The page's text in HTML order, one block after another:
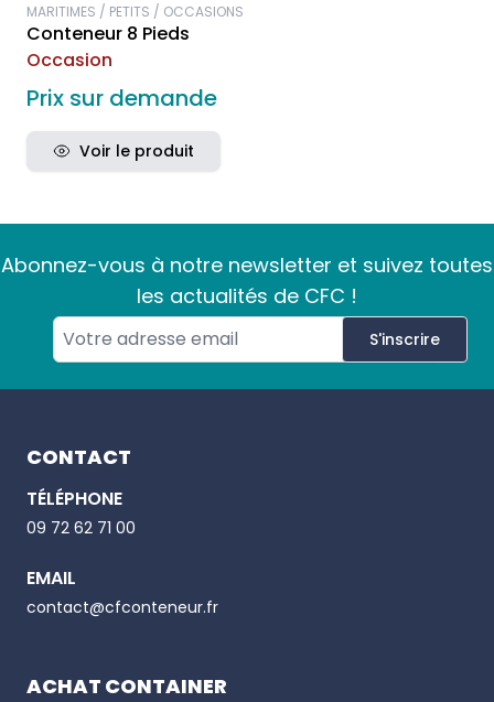
MARITIMES / PETITS / OCCASIONS
Conteneur 8 Pieds
Occasion
Prix sur demande
Voir le produit
Abonnez-vous à notre newsletter et suivez toutes
les actualités de CFC !
S'inscrire
CONTACT
TÉLÉPHONE
Email
09 72 62 71 00
EMAIL
Phone number
contact@cfconteneur.fr
ACHAT CONTAINER